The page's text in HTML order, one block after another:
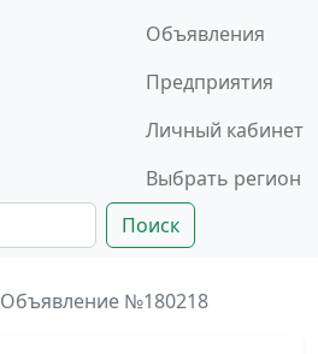
Объявления
Предприятия
Личный кабинет
Выбрать регион
Поиск
Объявление №180218